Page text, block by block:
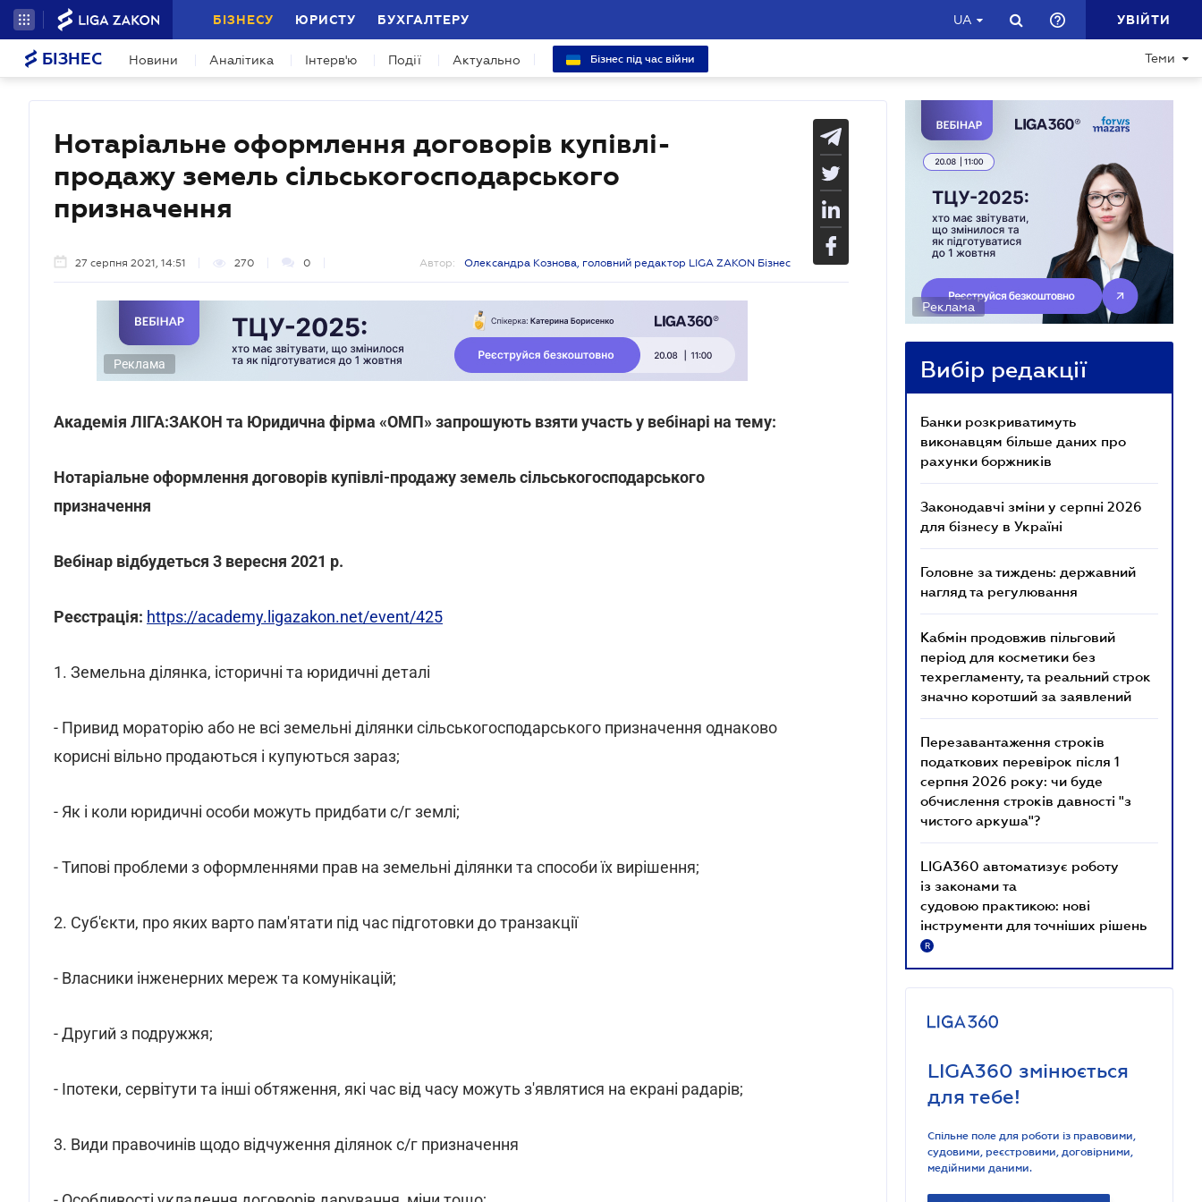
БІЗНЕСУ ЮРИСТУ БУХГАЛТЕРУ UA УВІЙТИ
БІЗНЕС Новини Аналітика Інтерв'ю Події Актуально Бізнес під час війни Теми
Нотаріальне оформлення договорів купівлі-
продажу земель сільськогосподарського
призначення
27 серпня 2021, 14:51 270 0 Автор: Олександра Кознова, головний редактор LIGA ZAKON Бізнес
Реклама
Академія ЛІГА:ЗАКОН та Юридична фірма «OMП» запрошують взяти участь у вебінарі на тему:
Нотаріальне оформлення договорів купівлі-продажу земель сільськогосподарського
призначення
Вебінар відбудеться 3 вересня 2021 р.
Реєстрація: https://academy.ligazakon.net/event/425
1. Земельна ділянка, історичні та юридичні деталі
- Привид мораторію або не всі земельні ділянки сільськогосподарського призначення однаково
корисні вільно продаються і купуються зараз;
- Як і коли юридичні особи можуть придбати с/г землі;
- Типові проблеми з оформленнями прав на земельні ділянки та способи їх вирішення;
2. Суб'єкти, про яких варто пам'ятати під час підготовки до транзакції
- Власники інженерних мереж та комунікацій;
- Другий з подружжя;
- Іпотеки, сервітути та інші обтяження, які час від часу можуть з'являтися на екрані радарів;
3. Види правочинів щодо відчуження ділянок с/г призначення
Реклама
Вибір редакції
Банки розкриватимуть
виконавцям більше даних про
рахунки боржників
Законодавчі зміни у серпні 2026
для бізнесу в Україні
Головне за тиждень: державний
нагляд та регулювання
Кабмін продовжив пільговий
період для косметики без
техрегламенту, та реальний строк
значно коротший за заявлений
Перезавантаження строків
податкових перевірок після 1
серпня 2026 року: чи буде
обчислення строків давності "з
чистого аркуша"?
LIGA360 автоматизує роботу
із законами та
судовою практикою: нові
інструменти для точніших рішень
R
LIGA360 змінюється
для тебе!
Спільне поле для роботи із правовими,
судовими, реєстровими, договірними,
медійними даними.